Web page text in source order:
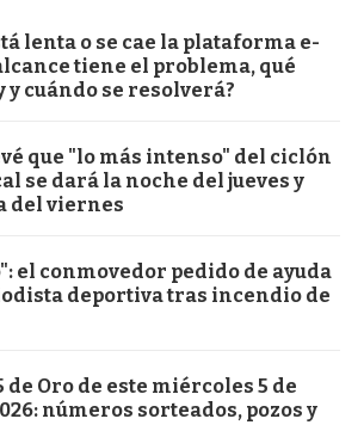
lenta o se cae la plataforma e-
tiene el problema, qué
y cuándo se resolverá?
que "lo más intenso" del ciclón
se dará la noche del jueves y
del viernes
el conmovedor pedido de ayuda
deportiva tras incendio de
de Oro de este miércoles 5 de
números sorteados, pozos y